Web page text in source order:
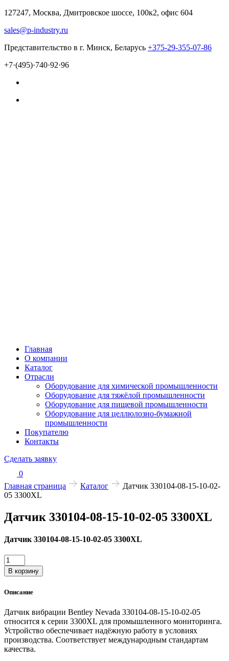
127247, Москва, Дмитровское шоссе, 100к2, офис 604
sales@p-industry.ru
Представительство в г. Минск, Беларусь +375-29-355-07-86
+7·(495)·740·92·96
Главная
О компании
Каталог
Отрасли
Оборудование для химической промышленности
Оборудование для тяжёлой промышленности
Оборудование для пищевой промышленности
Оборудование для целлюлозно-бумажной
промышленности
Покупателю
Контакты
Сделать заявку
0
Главная страница
Каталог
Датчик 330104-08-15-10-02-
05 3300XL
Датчик 330104-08-15-10-02-05 3300XL
Датчик 330104-08-15-10-02-05 3300XL
Количество
товара
Датчик
08-
10-
02-
05
3300XL
В корзину
Описание
Датчик вибрации Bentley Nevada 330104-08-15-10-02-05
относится к серии 3300XL для промышленного мониторинга.
Устройство обеспечивает надёжную работу в условиях
производства. Соответствует международным стандартам
качества.